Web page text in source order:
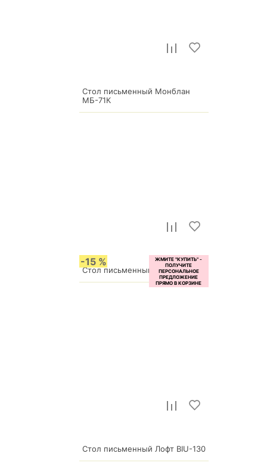
Стол письменный Монблан
МБ-71К
23 696
Стол письменный Мебелеф-24
16 315 р.
-15 %
Стол письменный Лофт BIU-130
12 290 р.